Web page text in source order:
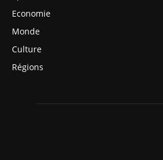
Economie
Monde
Culture
Régions